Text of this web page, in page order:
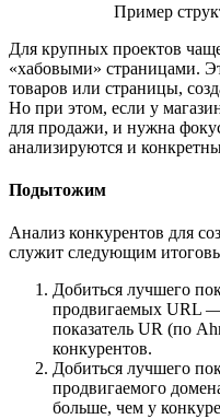
Пример
Для крупных проектов
«хабовыми» страницами.
товаров или страницы,
Но при этом, если у
для продажи, и нужна
анализируются и
Подытожим
Анализ конкурентов для
служит следующим
Добиться лучшего
продвигаемых URL
показатель UR (по
конкурентов.
Добиться лучшего
продвигаемого
больше, чем у